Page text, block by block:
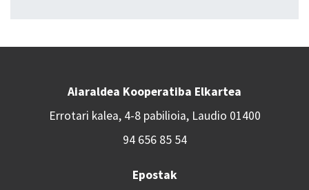
Aiaraldea Kooperatiba Elkartea
Errotari kalea, 4-8 pabilioia, Laudio 01400
94 656 85 54
Epostak